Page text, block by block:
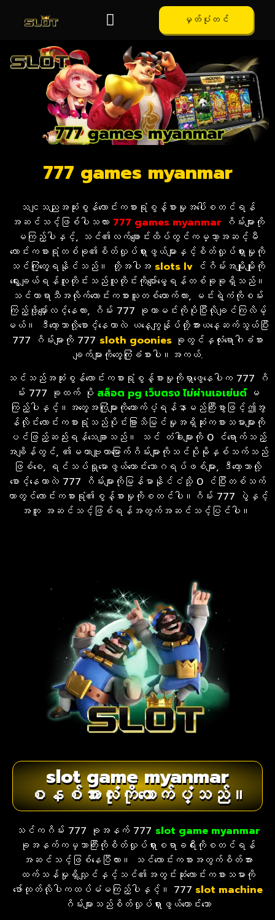
မှတ်ပုံတင်
777 games myanmar
သငျသညျအဆုံးစွန်လောင်းကစားရုံစွန့်စားမှုအပေါ်စတင်ရန်
အဆင်သင့်ဖြစ်ပါသလား 777 games myanmar ဂိမ်းများကို
မကြည့်ပါနှင့်, သင်၏လက်ချောင်းထိပ်တွင်ကမ္ဘာ့အဆင့်မီ
လောင်းကစားရုံတစ်ခု၏စိတ်လှုပ်ရှားဖွယ်များနှင့်စိတ်လှုပ်ရှားမှုကို
သင်ကြုံတွေ့ရနိုင်သည်။ တို့အပါအ slots lv င်ဂိမ်းအမျိုးမျိုးကို
ရွေးချယ်ရန်လူတိုင်းသည်လူတိုင်းကိုပျော်မွေ့ရန်တစ်ခုခုရှိသည်။
သင်ဟာရာသီအလိုက်လောင်းကစားသူတစ်ယောက်လား, မင်းရဲ့ကံကိုစမ်း
ကြည့်ဖို့မျှော်လင့်နေလား, ဂိမ်း 777 ခုဟာမင်းကိုပိုပြီးလိုချင်ကြလိမ့်
မယ်။ ဒီတော့ဘာလို့စောင့်နေတာလဲ ယနေ့ကျွန်ုပ်တို့အားယနေ့ဆက်သွယ်ပြီး
777 ဂိမ်းများကို 777 sloth goonies ခုတွင်နှလုံးရောဂါခံစား
ချက်များကိုတွေ့ကြုံခံစားပါ။အကယ်.
သင်သည်အဆုံးစွန်လောင်းကစားရုံစွန့်စားမှုကိုရှာဖွေနေပါက 777 ဂိ
မ်း 777 ခုထက် ပို สล็อต pg เว็บตรง ไม่ผ่านเอเย่นต์ မ
ကြည့်ပါနှင့်။အတွေ့အကြုံများကိုထောက်ပံ့ရန်နာမည်ကြီးစွာဖြင့်ဤအွ
န်လိုင်းလောင်းကစားရုံသည်ပိုင်းခြားသိမြင်မှုအရှိဆုံးကစားသမားများကို
ပင်ဖြည့်ဆည်းရန်သေချာသည်။ သင် တံခါးများကို 0 င်ရောက်သည့်
အချိန်တွင်, ၏မဟာဗျူဟာမြောက်ဂိမ်းများကိုသင်ပိုမိုနှစ်သက်သည်
ဖြစ်စေ, ရင်သပ်ရှုမောဖွယ်ကောင်းသောဂရပ်ဖစ်များ, ဒီတော့ဘာလို့
စောင့်နေတာလဲ 777 ဂိမ်းများကိုမြန်မာနုိုင်ငံသို့ 0 င်ပြီး တစ်သက်
တာတွင်လောင်းကစားရုံ၏စွန့်စားမှုကိုစတင်ပါ။ဂိမ်း 777 ပွဲနှင့်
အတူ အဆင်သင့်ဖြစ်ရန်အတွက်အဆင်သင့်ပြင်ပါ။
slot game myanmar
စနစ်အားလုံးကိုထောက်ပံ့သည်။
သင်ကဂိမ်း 777 ခုအနက် 777 slot game myanmar
ခုအနက်ကမ္ဘာကြီးကိုစိတ်လှုပ်ရှားစရာခရီးကိုစတင်ရန်
အဆင်သင့်ဖြစ်နေပြီလား။ သင်လောင်းကစားအတွက်စိတ်အား
ထက်သန်မှုရှိလျှင်နှင့်သင်၏အတွင်းဆုံးလောင်းကစားသမားကို
ဖော်ထုတ်လိုပါကထပ်မံမကြည့်ပါနှင့်။ 777 slot machine
ဂိမ်းများသည်စိတ်လှုပ်ရှားဖွယ်ကောင်းသော